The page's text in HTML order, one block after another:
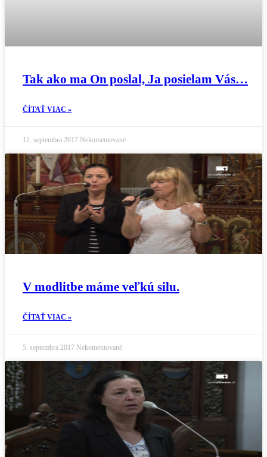
Tak ako ma On poslal, Ja posielam Vás…
ČÍTAŤ VIAC »
12. septembra 2017 Nekomentované
V modlitbe máme veľkú silu.
ČÍTAŤ VIAC »
5. septembra 2017 Nekomentované